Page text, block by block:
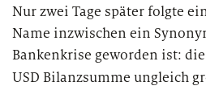
Fintechs
Leasinggesellschaften
Nur zwei Tage später folgte
Name inzwischen ein
Bankenkrise geworden ist:
USD Bilanzsumme ungleich